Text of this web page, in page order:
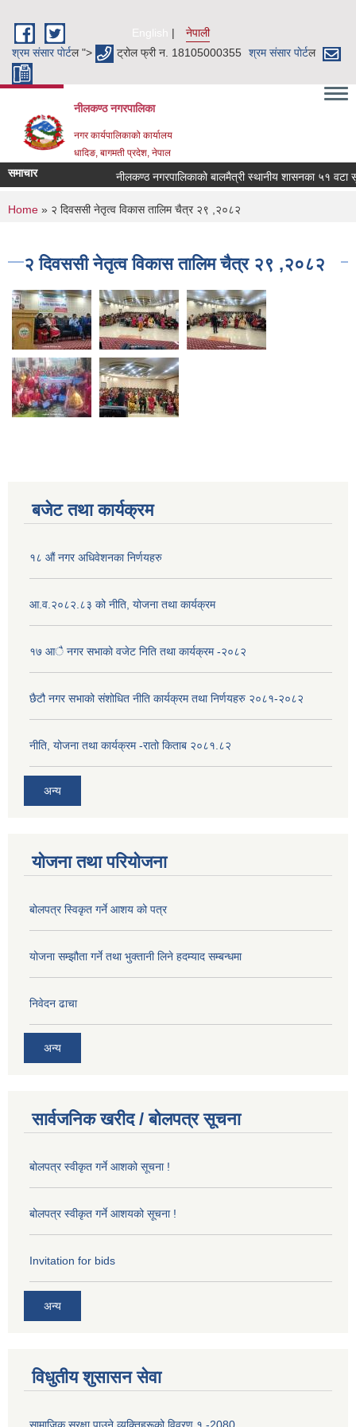
English
नेपाली
श्रम संसार पाेर्टल "> ट्रोल फ्री न. 18105000355 श्रम संसार पाेर्टल
नीलकण्ठ नगरपालिका
नगर कार्यपालिकाको कार्यालय
धादिङ, बागमती प्रदेश, नेपाल
समाचार नीलकण्ठ नगरपालिकाको बालमैत्री स्थानीय शासनका ५१ वटा
You are here
Home » २ दिवससी नेतृत्व विकास तालिम चैत्र २९ ,२०८२
२ दिवससी नेतृत्व विकास तालिम चैत्र २९ ,२०८२
बजेट तथा कार्यक्रम
१८ औं नगर अधिवेशनका निर्णयहरु
आ.व.२०८२.८३ को नीति, योजना तथा कार्यक्रम
१७ आै नगर सभाकाे वजेट निति तथा कार्यक्रम -२०८२
छैटौ नगर सभाको संशोधित नीति कार्यक्रम तथा निर्णयहरु २०८१-२०८२
नीति, योजना तथा कार्यक्रम -रातो किताब २०८१.८२
अन्य
योजना तथा परियोजना
बोलपत्र स्विकृत गर्ने आशय को पत्र
योजना सम्झौता गर्ने तथा भुक्तानी लिने हदम्याद सम्बन्धमा
निवेदन ढाचा
अन्य
सार्वजनिक खरीद / बोलपत्र सूचना
बोलपत्र स्वीकृत गर्ने आशको सूचना !
बोलपत्र स्वीकृत गर्ने आशयको सूचना !
Invitation for bids
अन्य
विधुतीय शुसासन सेवा
सामाजिक सुरक्षा पाउने व्यक्तिहरूको विवरण १ -2080